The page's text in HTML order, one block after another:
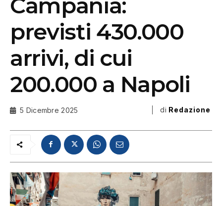
previsti 430.000
arrivi, di cui
200.000 a Napoli
5 Dicembre 2025 di Redazione